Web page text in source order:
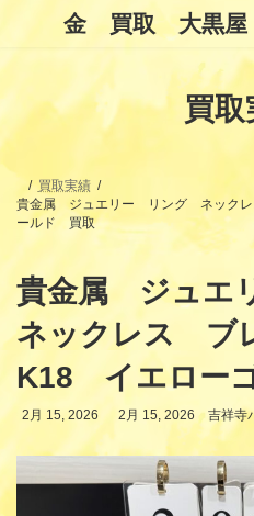
ン
キ
ッ
ー
に
移
金 買取 大黒屋
買
買取実績
貴金属 ジュエリー リング ネック
ールド 買取
貴金属 ジュ
ネックレス ブ
K18 イエロー
2月 15, 2026
最
更
日
時
2月 15, 2026 吉祥寺